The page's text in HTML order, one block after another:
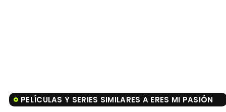
PELÍCULAS Y SERIES SIMILARES A ERES MI PASIÓN